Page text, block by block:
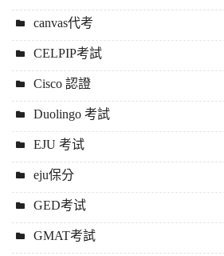
canvas代考
CELPIP考試
Cisco 認證
Duolingo 考試
EJU 考试
eju保分
GED考试
GMAT考試